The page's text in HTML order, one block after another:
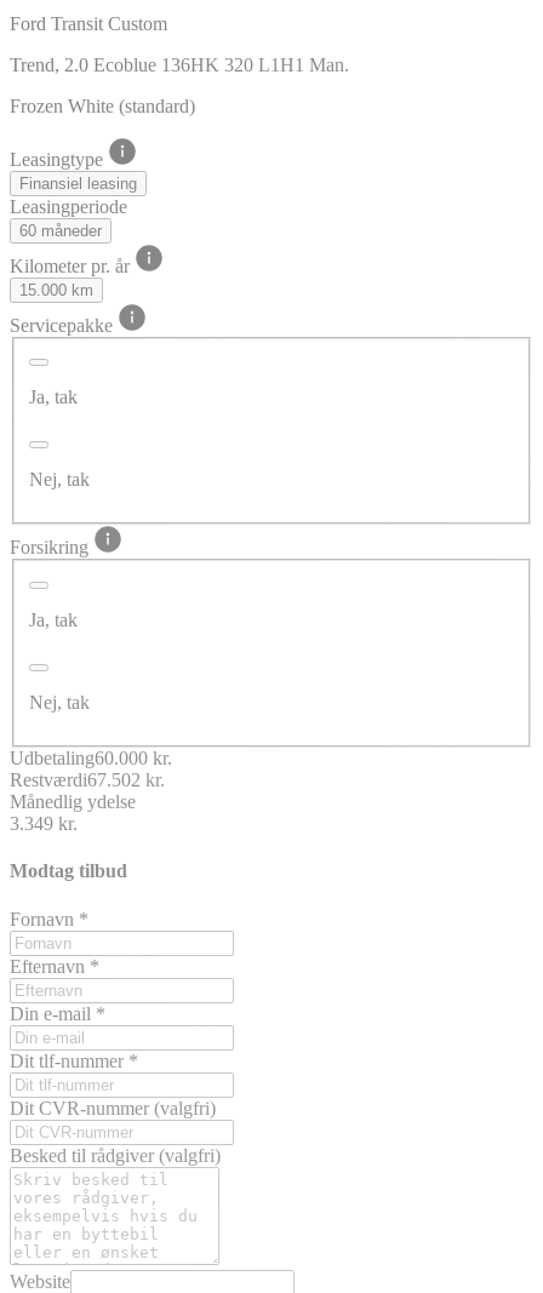
Ford Transit Custom
Trend, 2.0 Ecoblue 136HK 320 L1H1 Man.
Frozen White (standard)
Leasingtype
Finansiel leasing
Leasingperiode
60 måneder
Kilometer pr. år
15.000 km
Servicepakke
Ja, tak
Nej, tak
Forsikring
Ja, tak
Nej, tak
Udbetaling60.000 kr.
Restværdi67.502 kr.
Månedlig ydelse
3.349 kr.
Modtag tilbud
Fornavn *
Efternavn *
Din e-mail *
Dit tlf-nummer *
Dit CVR-nummer (valgfri)
Besked til rådgiver (valgfri)
Website